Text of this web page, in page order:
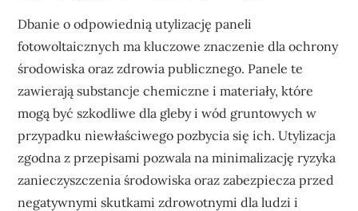
Dbanie o odpowiednią utylizację paneli
fotowoltaicznych ma kluczowe znaczenie dla ochrony
środowiska oraz zdrowia publicznego. Panele te
zawierają substancje chemiczne i materiały, które
mogą być szkodliwe dla gleby i wód gruntowych w
przypadku niewłaściwego pozbycia się ich. Utylizacja
zgodna z przepisami pozwala na minimalizację ryzyka
zanieczyszczenia środowiska oraz zabezpiecza przed
negatywnymi skutkami zdrowotnymi dla ludzi i